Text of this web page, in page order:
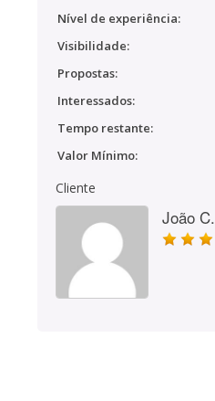
Nível de experiência:
Visibilidade:
Propostas:
Interessados:
Tempo restante:
Valor Mínimo:
Cliente
João C.